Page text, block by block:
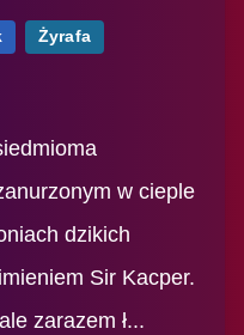
Żyrafa
w cieple
dzikich
Sir Kacper.
zarazem ł...